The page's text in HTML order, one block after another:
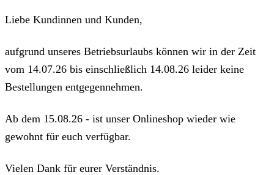
Liebe Kundinnen und Kunden,
aufgrund unseres Betriebsurlaubs können wir in der Zeit
vom 14.07.26 bis einschließlich 14.08.26 leider keine
Bestellungen entgegennehmen.
Ab dem 15.08.26 - ist unser Onlineshop wieder wie
gewohnt für euch verfügbar.
Vielen Dank für eurer Verständnis.